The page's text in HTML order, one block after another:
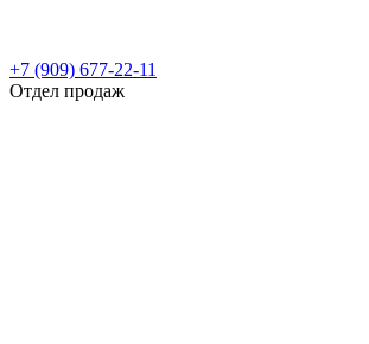
+7 (909) 677-22-11
Отдел продаж